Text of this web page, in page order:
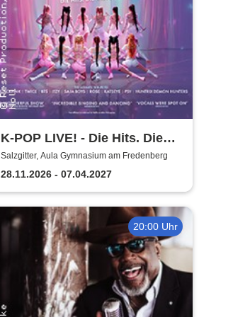
K-POP LIVE! - Die Hits. Die
Moves. Die Show.
Salzgitter, Aula Gymnasium am Fredenberg
28.11.2026 - 07.04.2027
20:00 Uhr